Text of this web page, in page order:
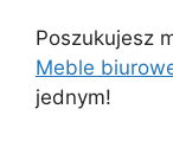
Poszukujesz
Meble
jednym!